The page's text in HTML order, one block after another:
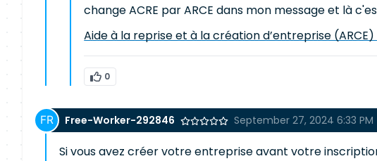
change ACRE par ARCE dans mon message et là
Aide à la reprise et à la création d’entreprise
0
Free-Worker-292846 September 27, 2024 6:33 PM
Si vous avez créer votre entreprise avant votre